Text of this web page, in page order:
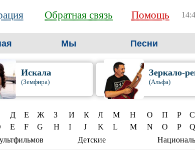
Обратная связь Помощь
Мы Песни
Искала
(Земфира)
Зеркало-
(Альфа)
Д Е Ж З И К Л М Н О П Р С
E F G H I J K L M N O P Q
Детские